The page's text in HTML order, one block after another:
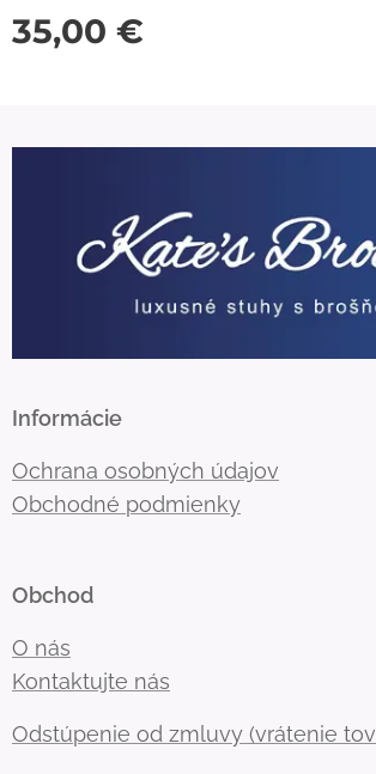
35,00 €
Informácie
Ochrana osobných údajov
Obchodné podmienky
Obchod
O nás
Kontaktujte nás
Odstúpenie od zmluvy (vrátenie